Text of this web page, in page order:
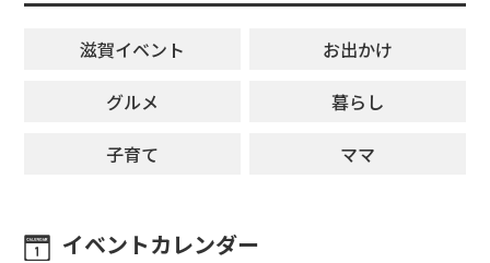
滋賀イベント
お出かけ
グルメ
暮らし
子育て
ママ
イベントカレンダー